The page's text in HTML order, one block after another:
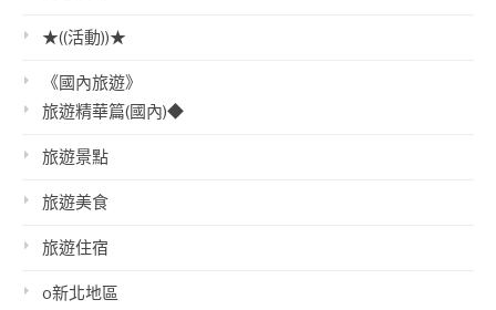
★((活動))★
《國內旅遊》
旅遊精華篇(國內)◆
旅遊景點
旅遊美食
旅遊住宿
o新北地區